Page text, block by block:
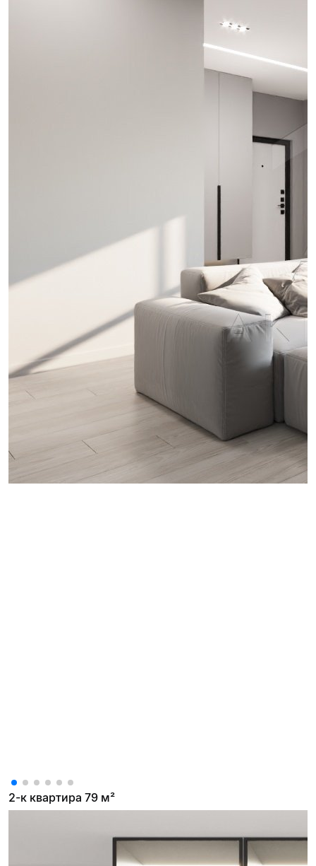
2-к квартира 79 м²